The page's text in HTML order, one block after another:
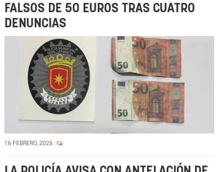
FALSOS DE 50 EUROS TRAS CUATRO
DENUNCIAS
16 FEBRERO, 2026